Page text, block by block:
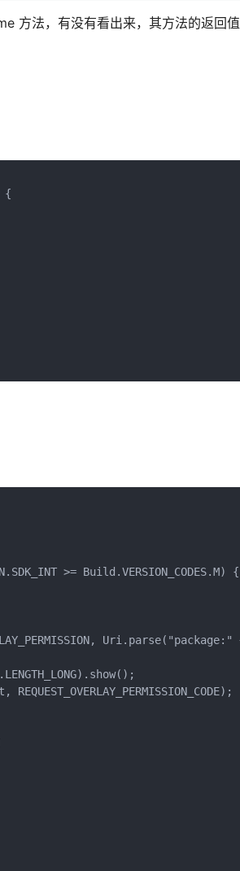
方法，有没有看出来，其方法的返回
{
>= Build.VERSION_CODES.M) {
Uri.parse("package:"
REQUEST_OVERLAY_PERMISSION_CODE);